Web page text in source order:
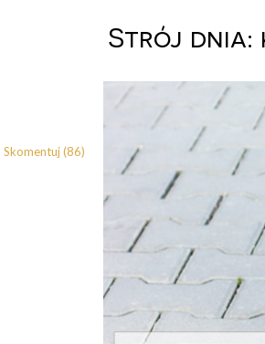
Strój dnia:
Skomentuj (86)